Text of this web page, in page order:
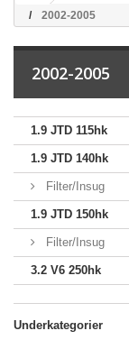
2002-2005
2002-2005
1.9 JTD 115hk
1.9 JTD 140hk
Filter/Insug
1.9 JTD 150hk
Filter/Insug
3.2 V6 250hk
Underkategorier